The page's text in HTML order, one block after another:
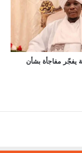
يفجّر مفاجأة بشأن